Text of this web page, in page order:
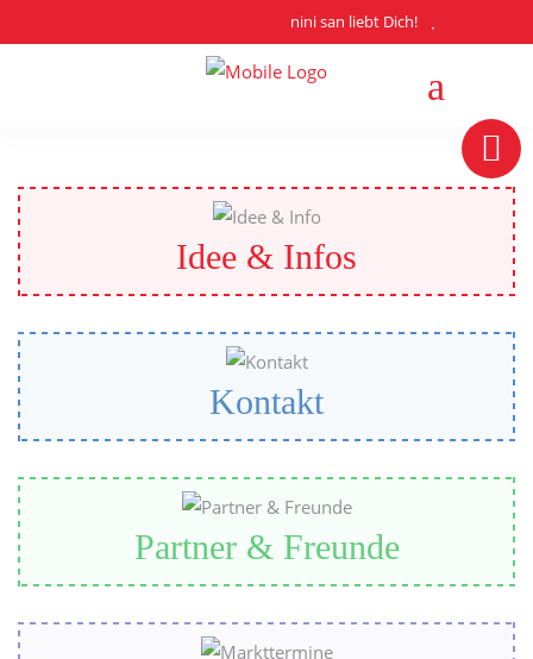
nini san liebt Dich!
Idee & Infos
Kontakt
Partner & Freunde